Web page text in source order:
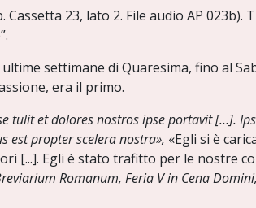
23, lato 2. File audio AP 023b).
settimane di Quaresima, fino al
era il primo.
tulit et dolores nostros ipse portavit […].
est propter scelera nostra», «Egli si è
[...]. Egli è stato trafitto per le nostre
Romanum, Feria V in Cena